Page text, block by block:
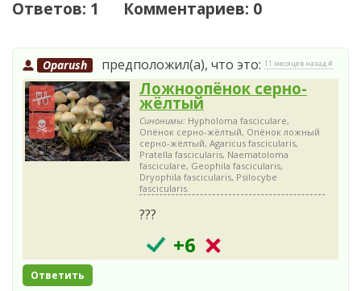
Ответов: 1 Комментариев: 0
Oparush предположил(а), что это: 11 месяцев назад #
Ложноопёнок серно-
жёлтый
Синонимы: Hypholoma fasciculare,
Опёнок серно-жёлтый, Опёнок ложный
серно-жёлтый, Agaricus fascicularis,
Pratella fascicularis, Naematoloma
fasciculare, Geophila fascicularis,
Dryophila fascicularis, Psilocybe
fascicularis.
???
+6
Ответить